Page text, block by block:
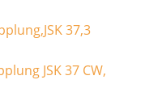
37,3
JSK 37 CW,